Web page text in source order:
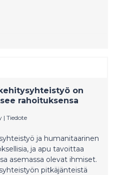
on
rahoituksensa
| Tiedote
ja humanitaarinen
ja apu tavoittaa
asemassa olevat ihmiset.
pitkäjänteistä